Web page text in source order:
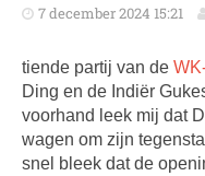
7 december 2024 15:21
tiende partij van de
Ding en de Indiër
voorhand leek mij dat
wagen om zijn
snel bleek dat de